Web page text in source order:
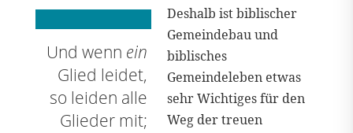
Und wenn ein
Glied leidet,
so leiden alle
Glieder mit;
Deshalb ist biblischer
Gemeindebau und
biblisches
Gemeindeleben etwas
sehr Wichtiges für den
Weg der treuen